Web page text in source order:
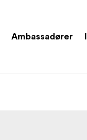
Ambassadører